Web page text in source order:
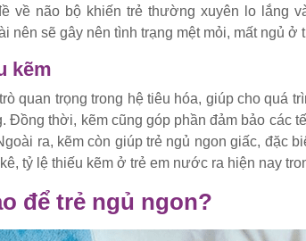
về não bộ khiến trẻ thường xuyên lo lắng
nên sẽ gây nên tình trạng mệt mỏi, mất ngủ ở
kẽm
quan trọng trong hệ tiêu hóa, giúp cho quá
Đồng thời, kẽm cũng góp phần đảm bảo các
ra, kẽm còn giúp trẻ ngủ ngon giấc, đặc
tỷ lệ thiếu kẽm ở trẻ em nước ra hiện nay
để trẻ ngủ ngon?